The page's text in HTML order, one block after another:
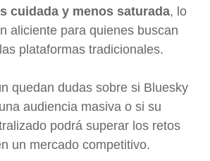
cuidada y menos saturada, lo
aliciente para quienes buscan
plataformas tradicionales.
quedan dudas sobre si Bluesky
audiencia masiva o si su
podrá superar los retos
un mercado competitivo.